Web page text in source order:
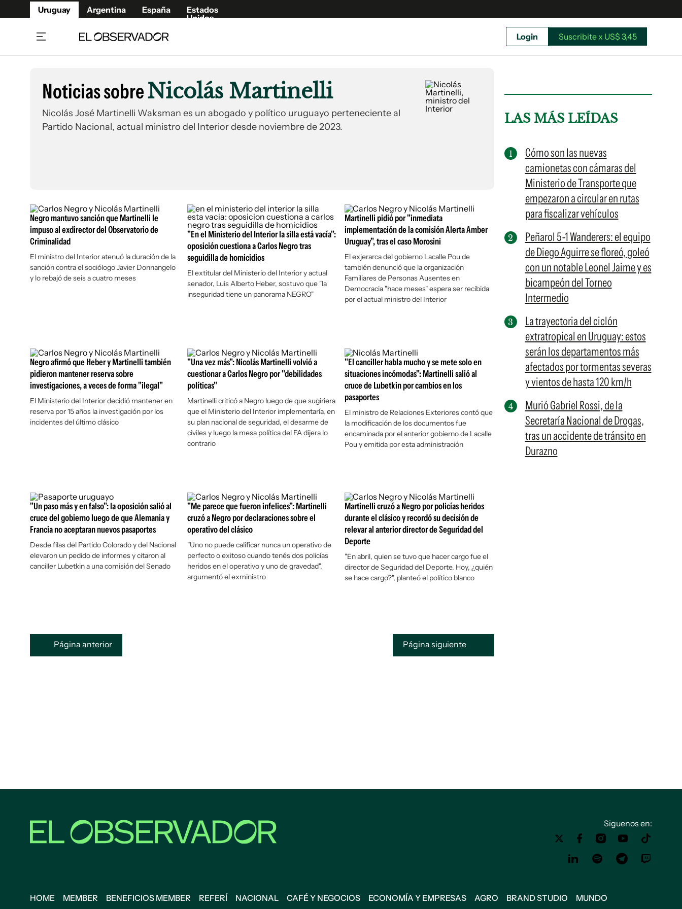
Uruguay Argentina España
Estados
Unidos
Beneficios Member
Referí
Nacional
Mundo
Cultura y Espectáculos
Fúnebres
Remates y Legales
Ediciones especiales
Suscribite x US$ 3,45
Ahora en:
Montevideo
15°C
Lluvia De Gran Intensidad
Viernes:
Mín9°Máx12°
Login Suscribite x US$ 3,45
Noticias sobreNicolás Martinelli
Nicolás José Martinelli Waksman es un abogado y político uruguayo perteneciente al
Partido Nacional, actual ministro del Interior desde noviembre de 2023.
Negro mantuvo sanción que Martinelli le
impuso al exdirector del Observatorio de
Criminalidad
El ministro del Interior atenuó la duración de la
sanción contra el sociólogo Javier Donnangelo
y lo rebajó de seis a cuatro meses
"En el Ministerio del Interior la silla está vacía":
oposición cuestiona a Carlos Negro tras
seguidilla de homicidios
El extitular del Ministerio del Interior y actual
senador, Luis Alberto Heber, sostuvo que "la
inseguridad tiene un panorama NEGRO"
Martinelli pidió por "inmediata
implementación de la comisión Alerta Amber
Uruguay", tras el caso Morosini
El exjerarca del gobierno Lacalle Pou de
también denunció que la organización
Familiares de Personas Ausentes en
Democracia "hace meses" espera ser recibida
por el actual ministro del Interior
Negro afirmó que Heber y Martinelli también
pidieron mantener reserva sobre
investigaciones, a veces de forma "ilegal"
El Ministerio del Interior decidió mantener en
reserva por 15 años la investigación por los
incidentes del último clásico
"Una vez más": Nicolás Martinelli volvió a
cuestionar a Carlos Negro por "debilidades
políticas"
Martinelli criticó a Negro luego de que sugiriera
que el Ministerio del Interior implementaría, en
su plan nacional de seguridad, el desarme de
civiles y luego la mesa política del FA dijera lo
contrario
"El canciller habla mucho y se mete solo en
situaciones incómodas": Martinelli salió al
cruce de Lubetkin por cambios en los
pasaportes
El ministro de Relaciones Exteriores contó que
la modificación de los documentos fue
encaminada por el anterior gobierno de Lacalle
Pou y emitida por esta administración
"Un paso más y en falso": la oposición salió al
cruce del gobierno luego de que Alemania y
Francia no aceptaran nuevos pasaportes
Desde filas del Partido Colorado y del Nacional
elevaron un pedido de informes y citaron al
canciller Lubetkin a una comisión del Senado
"Me parece que fueron infelices": Martinelli
cruzó a Negro por declaraciones sobre el
operativo del clásico
"Uno no puede calificar nunca un operativo de
perfecto o exitoso cuando tenés dos policías
heridos en el operativo y uno de gravedad",
argumentó el exministro
Martinelli cruzó a Negro por policías heridos
durante el clásico y recordó su decisión de
relevar al anterior director de Seguridad del
Deporte
"En abril, quien se tuvo que hacer cargo fue el
director de Seguridad del Deporte. Hoy, ¿quién
se hace cargo?", planteó el político blanco
Página anterior Página siguiente
LAS MÁS LEÍDAS
Cómo son las nuevas
camionetas con cámaras del
Ministerio de Transporte que
empezaron a circular en rutas
para fiscalizar vehículos
Peñarol 5-1 Wanderers: el equipo
de Diego Aguirre se floreó, goleó
con un notable Leonel Jaime y es
bicampeón del Torneo
Intermedio
La trayectoria del ciclón
extratropical en Uruguay: estos
serán los departamentos más
afectados por tormentas severas
y vientos de hasta 120 km/h
Murió Gabriel Rossi, de la
Secretaría Nacional de Drogas,
tras un accidente de tránsito en
Durazno
Siguenos en:
HOME MEMBER BENEFICIOS MEMBER REFERÍ NACIONAL CAFÉ Y NEGOCIOS ECONOMÍA Y EMPRESAS AGRO BRAND STUDIO MUNDO